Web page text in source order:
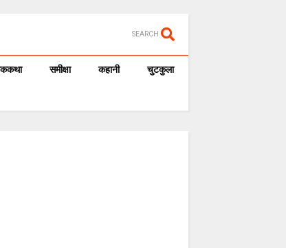
SEARCH
समीक्षा कहानी चुटकुला